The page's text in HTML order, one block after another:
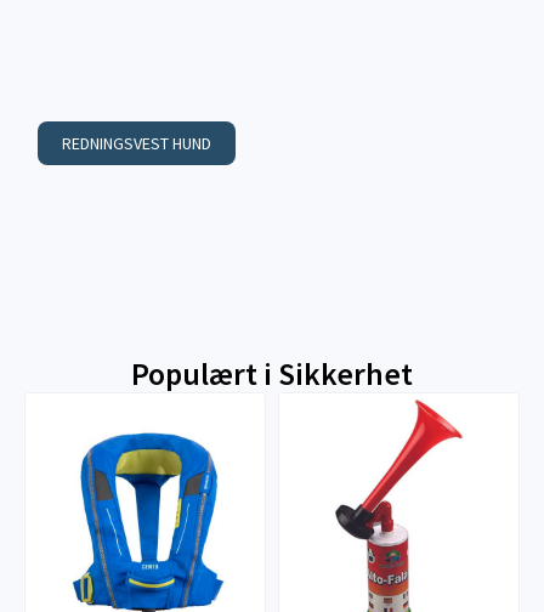
REDNINGSVEST HUND
Populært i Sikkerhet